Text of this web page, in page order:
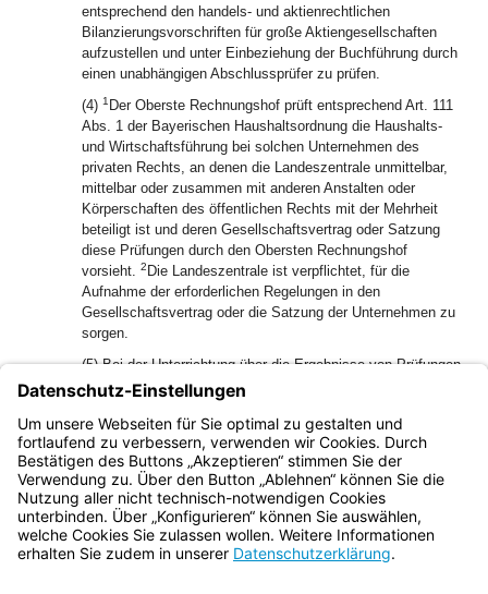
entsprechend den handels- und aktienrechtlichen
Bilanzierungsvorschriften für große Aktiengesellschaften
aufzustellen und unter Einbeziehung der Buchführung durch
einen unabhängigen Abschlussprüfer zu prüfen.
(4) 1 Der Oberste Rechnungshof prüft entsprechend Art. 111
Abs. 1 der Bayerischen Haushaltsordnung die Haushalts-
und Wirtschaftsführung bei solchen Unternehmen des
privaten Rechts, an denen die Landeszentrale unmittelbar,
mittelbar oder zusammen mit anderen Anstalten oder
Körperschaften des öffentlichen Rechts mit der Mehrheit
beteiligt ist und deren Gesellschaftsvertrag oder Satzung
diese Prüfungen durch den Obersten Rechnungshof
vorsieht. 2 Die Landeszentrale ist verpflichtet, für die
Aufnahme der erforderlichen Regelungen in den
Gesellschaftsvertrag oder die Satzung der Unternehmen zu
sorgen.
(5) Bei der Unterrichtung über die Ergebnisse von Prüfungen
nach Abs. 4 achtet der Oberste Rechnungshof darauf, dass
die Wettbewerbsfähigkeit der geprüften Unternehmen nicht
beeinträchtigt wird und insbesondere Betriebs- oder
Geschäftsgeheimnisse gewahrt werden.
Bayern.de
BayernPortal